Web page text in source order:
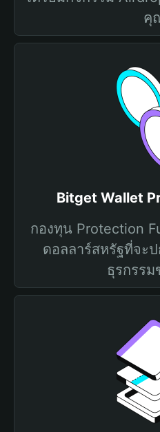
คุ
Bitget Wallet
กองทุน Protection
ดอลลาร์สหรัฐที่จะ
ธุรกรร